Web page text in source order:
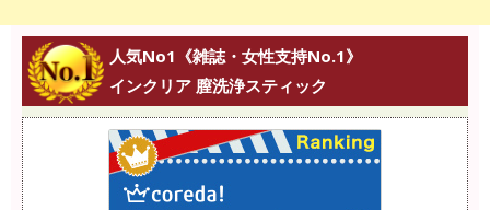
人気No1《雑誌・女性支持No.1》
インクリア 膣洗浄スティック